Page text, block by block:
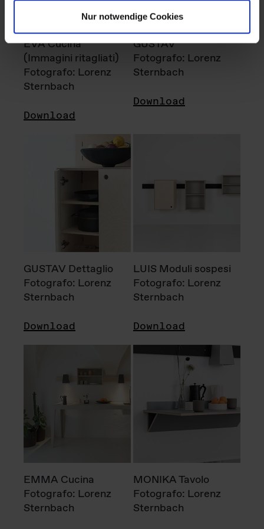
Nur notwendige Cookies
EVA Cucina
(Immagini ritagliati)
Fotografo: Lorenz
Sternbach
Download
GUSTAV
Fotografo: Lorenz
Sternbach
Download
GUSTAV Dettaglio
Fotografo: Lorenz
Sternbach
Download
LUIS Moduli sospesi
Fotografo: Lorenz
Sternbach
Download
EMMA Cucina
Fotografo: Lorenz
Sternbach
MONIKA Tavolo
Fotografo: Lorenz
Sternbach